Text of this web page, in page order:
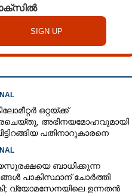
ഒറ്റയ്‌ക്ക്
അഭിനയമോഹവുമായി
പതിനാറുകാരനെ
ബാധിക്കുന്ന
പാകിസ്ഥാന് ചോ‌ർത്തി
വ്യോമസേനയിലെ ഉന്നതൻ
Share this link